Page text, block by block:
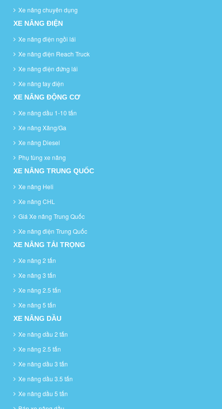
Xe nâng chuyên dụng
XE NÂNG ĐIỆN
Xe nâng điện ngồi lái
Xe nâng điện Reach Truck
Xe nâng điện đứng lái
Xe nâng tay điện
XE NÂNG ĐỘNG CƠ
Xe nâng dầu 1-10 tấn
Xe nâng Xăng/Ga
Xe nâng Diesel
Phụ tùng xe nâng
XE NÂNG TRUNG QUỐC
Xe nâng Heli
Xe nâng CHL
Giá Xe nâng Trung Quốc
Xe nâng điện Trung Quốc
XE NÂNG TẢI TRỌNG
Xe nâng 2 tấn
Xe nâng 3 tấn
Xe nâng 2.5 tấn
Xe nâng 5 tấn
XE NÂNG DẦU
Xe nâng dầu 2 tấn
Xe nâng 2.5 tấn
Xe nâng dầu 3 tấn
Xe nâng dầu 3.5 tấn
Xe nâng dầu 5 tấn